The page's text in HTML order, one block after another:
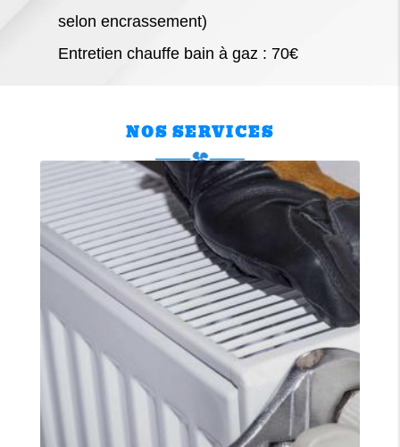
selon encrassement)
Entretien chauffe bain à gaz : 70€
NOS SERVICES